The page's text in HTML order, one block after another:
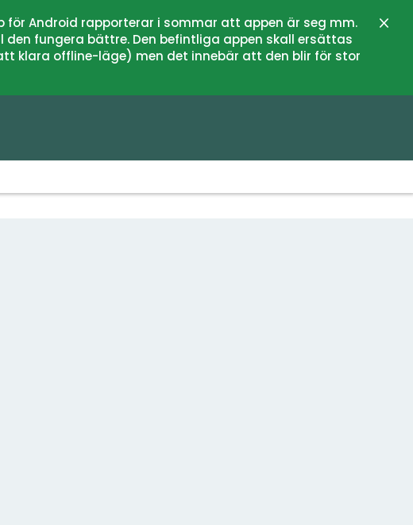
för Android rapporterar i sommar att appen är seg mm.
fungera bättre. Den befintliga appen skall ersättas
klara offline-läge) men det innebär att den blir för stor